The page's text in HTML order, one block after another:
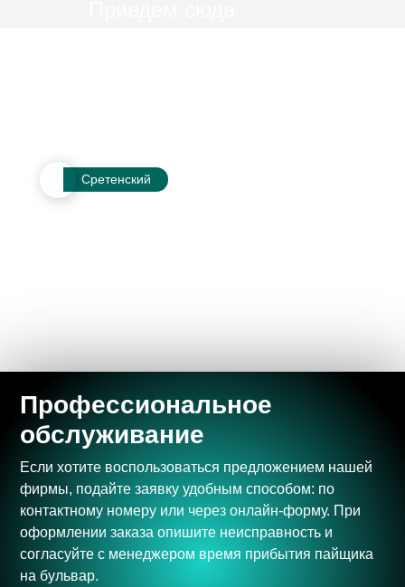
Сретенский
Профессиональное
обслуживание
Если хотите воспользоваться предложением нашей
фирмы, подайте заявку удобным способом: по
контактному номеру или через онлайн-форму. При
оформлении заказа опишите неисправность и
согласуйте с менеджером время прибытия пайщика
на бульвар.